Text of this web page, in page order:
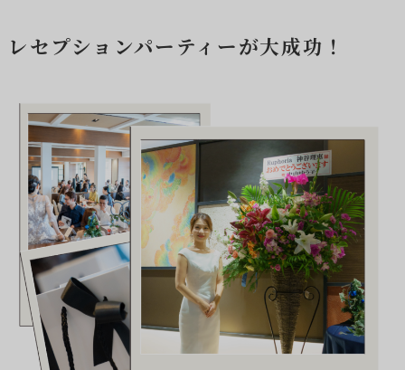
レセプションパーティーが大成功！